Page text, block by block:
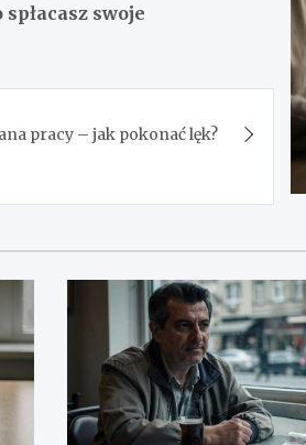
swoje
pracy – jak pokonać lęk?